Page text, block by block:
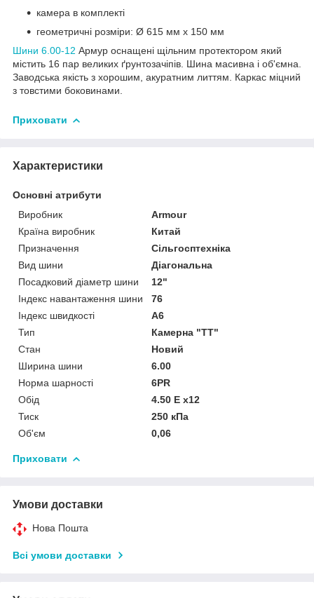
камера в комплекті
геометричні розміри: Ø 615 мм x 150 мм
Шини 6.00-12 Армур оснащені щільним протектором який
містить 16 пар великих ґрунтозачіпів. Шина масивна і об'ємна.
Заводська якість з хорошим, акуратним литтям. Каркас міцний
з товстими боковинами.
Приховати
Характеристики
Основні атрибути
Виробник
Armour
Країна виробник
Китай
Призначення
Сільгосптехніка
Вид шини
Діагональна
Посадковий діаметр шини
12"
Індекс навантаження шини
76
Індекс швидкості
A6
Тип
Камерна "TT"
Стан
Новий
Ширина шини
6.00
Норма шарності
6PR
Обід
4.50 E x12
Тиск
250 кПа
Об'єм
0,06
Приховати
Умови доставки
Нова Пошта
Всі умови доставки